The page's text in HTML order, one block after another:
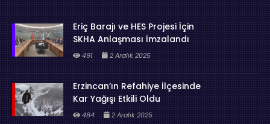
Eriç Barajı ve HES Projesi İçin
SKHA Anlaşması İmzalandı
491 2 Aralık 2025
Erzincan’ın Refahiye İlçesinde
Kar Yağışı Etkili Oldu
484 2 Aralık 2025